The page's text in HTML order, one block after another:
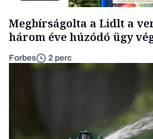
Megbírságolta a Lidlt a
három éve húzódó ügy
Forbes 2 perc